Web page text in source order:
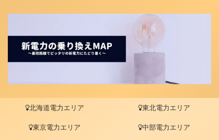
北海道電力エリア 東北電力エリア
東京電力エリア 中部電力エリア